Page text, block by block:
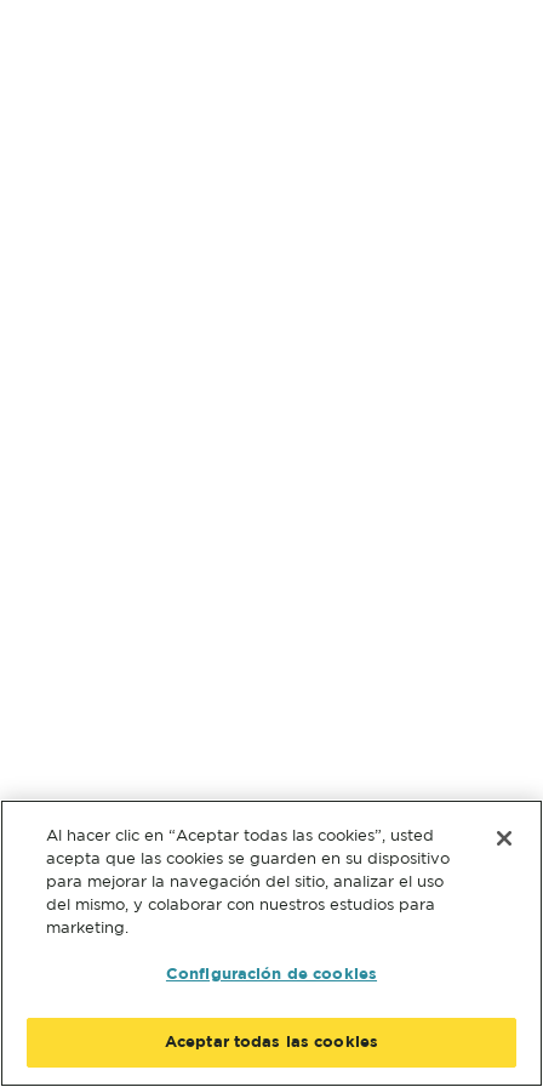
Al hacer clic en “Aceptar todas las cookies”, usted
acepta que las cookies se guarden en su dispositivo
para mejorar la navegación del sitio, analizar el uso
del mismo, y colaborar con nuestros estudios para
marketing.
Configuración de cookies
Aceptar todas las cookies